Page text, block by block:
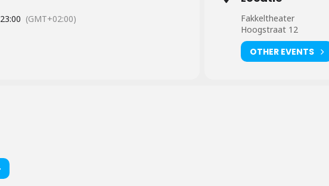
23:00 (GMT+02:00)
Fakkeltheater
Hoogstraat 12
OTHER EVENTS